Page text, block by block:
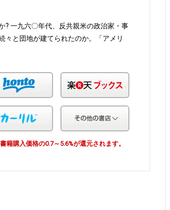
? 一九六〇年代、反共親米の政治家・事
々と団地が建てられたのか。「アメリ
honto
カーリル
籍購入価格の0.7～5.6%が還元されます。